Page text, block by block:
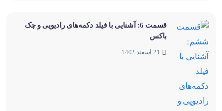
قسمت 6: آشنایی با فیلد دکمه‌های رادیویی و چک
باکس
21 اسفند 1402